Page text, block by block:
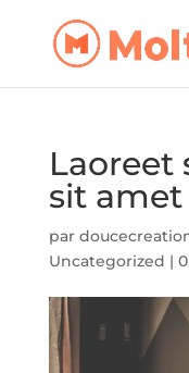
Laoreet
sit
par
Uncategorized |